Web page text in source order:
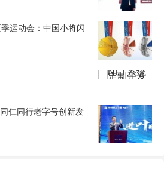
运动会：中国小将闪
仁同行老字号创新发